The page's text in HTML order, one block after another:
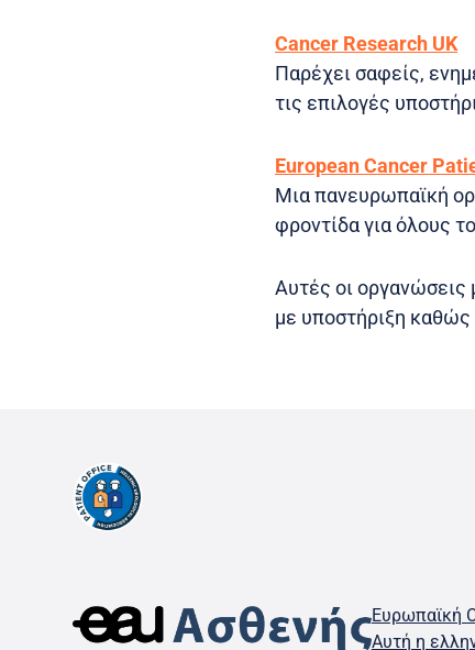
Cancer Research UK
Παρέχει σαφείς,
τις επιλογές
European Cancer
Μια πανευρωπαϊκή
φροντίδα για όλους
Αυτές οι οργανώσεις
με υποστήριξη καθώς
Ευρωπαϊκή
Αυτή η